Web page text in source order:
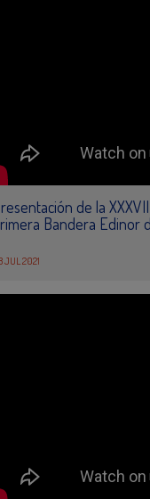
de la
Bandera Edinor
JUL 2021